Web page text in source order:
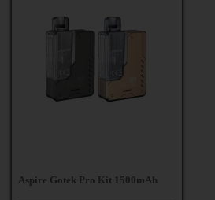
Aspire Gotek Pro Kit 1500mAh